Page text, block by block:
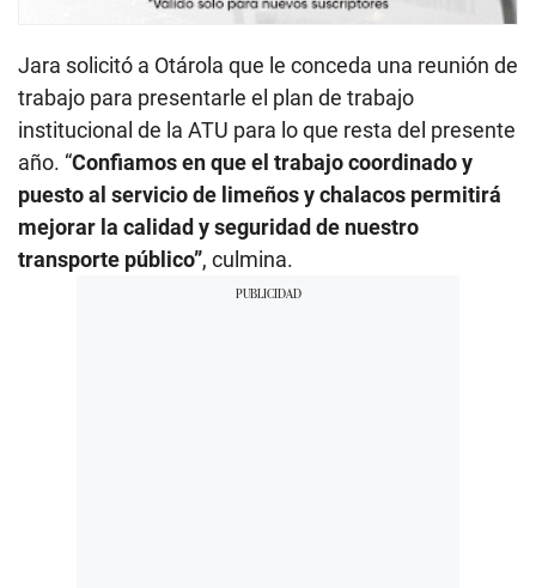
Jara solicitó a Otárola que le conceda una reunión de
trabajo para presentarle el plan de trabajo
institucional de la ATU para lo que resta del presente
año. “Confiamos en que el trabajo coordinado y
puesto al servicio de limeños y chalacos permitirá
mejorar la calidad y seguridad de nuestro
transporte público”, culmina.